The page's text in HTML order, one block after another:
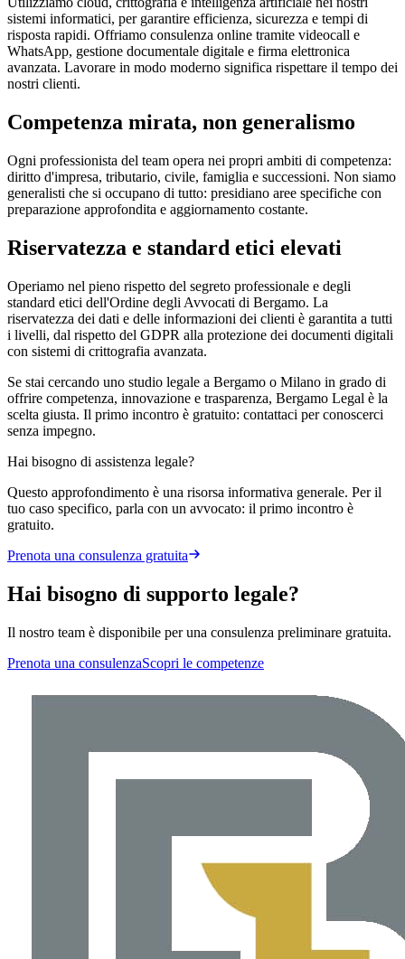
sistemi informatici, per garantire efficienza, sicurezza e tempi di
risposta rapidi. Offriamo consulenza online tramite videocall e
WhatsApp, gestione documentale digitale e firma elettronica
avanzata. Lavorare in modo moderno significa rispettare il tempo dei
nostri clienti.
Competenza mirata, non generalismo
Ogni professionista del team opera nei propri ambiti di competenza:
diritto d'impresa, tributario, civile, famiglia e successioni. Non siamo
generalisti che si occupano di tutto: presidiano aree specifiche con
preparazione approfondita e aggiornamento costante.
Riservatezza e standard etici elevati
Operiamo nel pieno rispetto del segreto professionale e degli
standard etici dell'Ordine degli Avvocati di Bergamo. La
riservatezza dei dati e delle informazioni dei clienti è garantita a tutti
i livelli, dal rispetto del GDPR alla protezione dei documenti digitali
con sistemi di crittografia avanzata.
Se stai cercando uno studio legale a Bergamo o Milano in grado di
offrire competenza, innovazione e trasparenza, Bergamo Legal è la
scelta giusta. Il primo incontro è gratuito: contattaci per conoscerci
senza impegno.
Hai bisogno di assistenza legale?
Questo approfondimento è una risorsa informativa generale. Per il
tuo caso specifico, parla con un avvocato: il primo incontro è
gratuito.
Prenota una consulenza gratuita
Hai bisogno di supporto legale?
Il nostro team è disponibile per una consulenza preliminare gratuita.
Prenota una consulenzaScopri le competenze